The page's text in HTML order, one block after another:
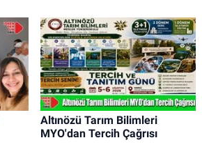
Altınözü Tarım Bilimleri
MYO'dan Tercih Çağrısı